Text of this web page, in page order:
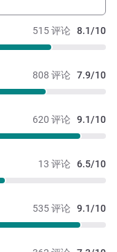
515 评论 8.1/10
808 评论 7.9/10
620 评论 9.1/10
13 评论 6.5/10
535 评论 9.1/10